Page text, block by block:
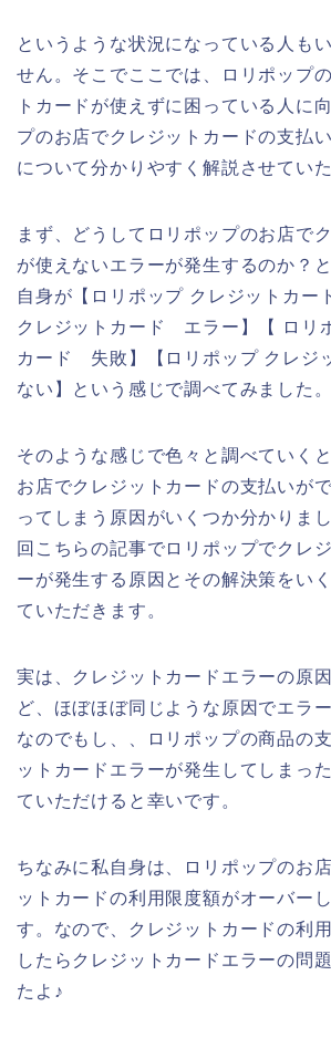
というような状況になっている人も
せん。そこでここでは、ロリポップ
トカードが使えずに困っている人に
プのお店でクレジットカードの支払
について分かりやすく解説させていた
まず、どうしてロリポップのお店で
が使えないエラーが発生するのか？
自身が【ロリポップ クレジットカー
クレジットカード エラー】【 ロリ
カード 失敗】【ロリポップ クレジ
ない】という感じで調べてみました。
そのような感じで色々と調べていく
お店でクレジットカードの支払いが
ってしまう原因がいくつか分かりま
回こちらの記事でロリポップでクレ
ーが発生する原因とその解決策をい
ていただきます。
実は、クレジットカードエラーの原
ど、ほぼほぼ同じような原因でエラ
なのでもし、、ロリポップの商品の
ットカードエラーが発生してしまっ
ていただけると幸いです。
ちなみに私自身は、ロリポップのお
ットカードの利用限度額がオーバー
す。なので、クレジットカードの利
したらクレジットカードエラーの問
たよ♪